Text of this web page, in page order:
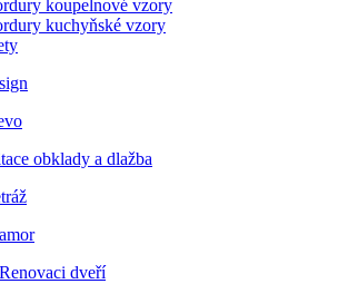
koupelnové vzory
kuchyňské vzory
obklady a dlažba
dveří